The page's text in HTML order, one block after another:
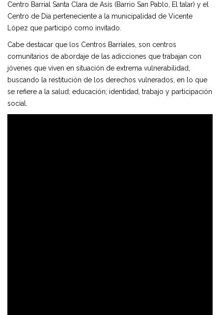
Centro Barrial Santa Clara de Asís (Barrio San Pablo, El talar) y el
Centro de Día perteneciente a la municipalidad de Vicente
López que participó como invitado.
Cabe destacar que los Centros Barriales, son centros
comunitarios de abordaje de las adicciones que trabajan con
jóvenes que viven en situación de extrema vulnerabilidad,
buscando la restitución de los derechos vulnerados, en lo que
se refiere a la salud; educación; identidad, trabajo y participación
social.